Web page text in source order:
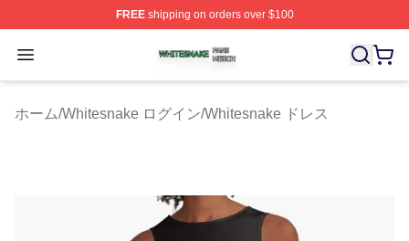
FREEshipping on orders over $100
Open menu
Whitesnake Shop ⚡️ Officially Licensed Whitesnake
ホーム/Whitesnake ログイン/Whitesnake ドレス